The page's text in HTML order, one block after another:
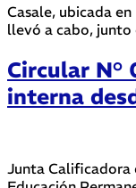
Casale, ubicada
llevó a cabo,
Circular N°
interna
Junta Calificadora